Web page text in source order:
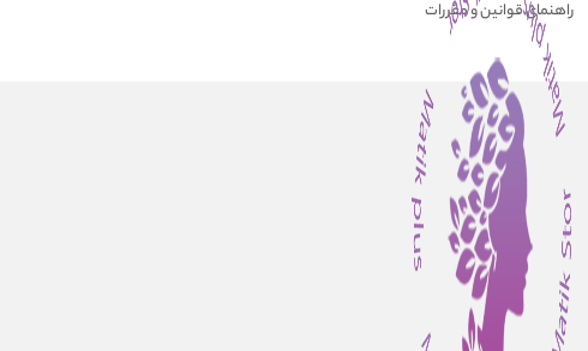
راهنمای قوانین و مقررات